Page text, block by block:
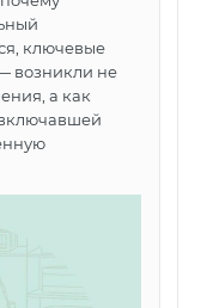
ключевые
возникли не
а как